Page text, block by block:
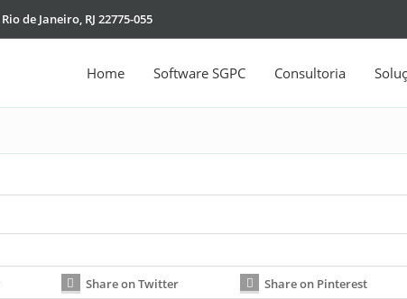
Rio de Janeiro, RJ 22775-055
Home Software SGPC Consultoria
Share on Twitter Share on Pinterest